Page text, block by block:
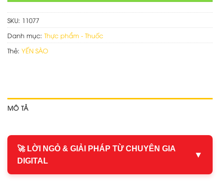
SKU: 11077
Danh mục: Thực phẩm - Thuốc
Thẻ: YẾN SÀO
MÔ TẢ
🚀 LỜI NGỎ & GIẢI PHÁP TỪ CHUYÊN GIA
DIGITAL
▼